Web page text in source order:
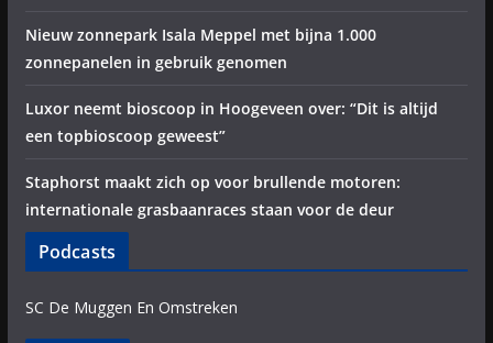
Nieuw zonnepark Isala Meppel met bijna 1.000
zonnepanelen in gebruik genomen
Luxor neemt bioscoop in Hoogeveen over: “Dit is altijd
een topbioscoop geweest”
Staphorst maakt zich op voor brullende motoren:
internationale grasbaanraces staan voor de deur
Podcasts
SC De Muggen En Omstreken